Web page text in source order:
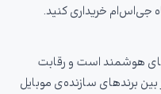
جی‌اس‌ام خریداری کنید.
هوشمند است و رقابت
برندهای سازنده‌ی موبایل